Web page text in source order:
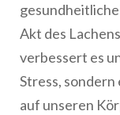
Akt des
verbessert es
Stress,
auf unseren